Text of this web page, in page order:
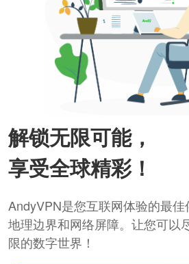
解锁无限可能，
享受全球精彩！
AndyVPN是您互联网体验的最
地理边界和网络屏障。让您可以
限的数字世界！